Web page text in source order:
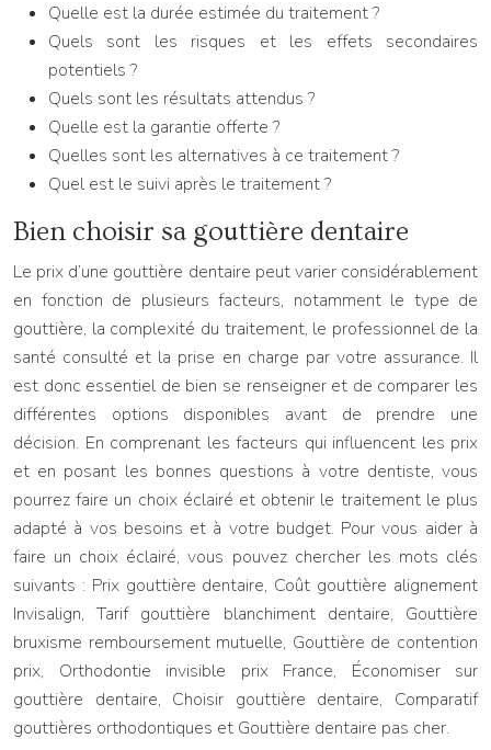
Quelle est la durée estimée du traitement ?
Quels sont les risques et les effets secondaires
potentiels ?
Quels sont les résultats attendus ?
Quelle est la garantie offerte ?
Quelles sont les alternatives à ce traitement ?
Quel est le suivi après le traitement ?
Bien choisir sa gouttière dentaire
Le prix d’une gouttière dentaire peut varier considérablement
en fonction de plusieurs facteurs, notamment le type de
gouttière, la complexité du traitement, le professionnel de la
santé consulté et la prise en charge par votre assurance. Il
est donc essentiel de bien se renseigner et de comparer les
différentes options disponibles avant de prendre une
décision. En comprenant les facteurs qui influencent les prix
et en posant les bonnes questions à votre dentiste, vous
pourrez faire un choix éclairé et obtenir le traitement le plus
adapté à vos besoins et à votre budget. Pour vous aider à
faire un choix éclairé, vous pouvez chercher les mots clés
suivants : Prix gouttière dentaire, Coût gouttière alignement
Invisalign, Tarif gouttière blanchiment dentaire, Gouttière
bruxisme remboursement mutuelle, Gouttière de contention
prix, Orthodontie invisible prix France, Économiser sur
gouttière dentaire, Choisir gouttière dentaire, Comparatif
gouttières orthodontiques et Gouttière dentaire pas cher.